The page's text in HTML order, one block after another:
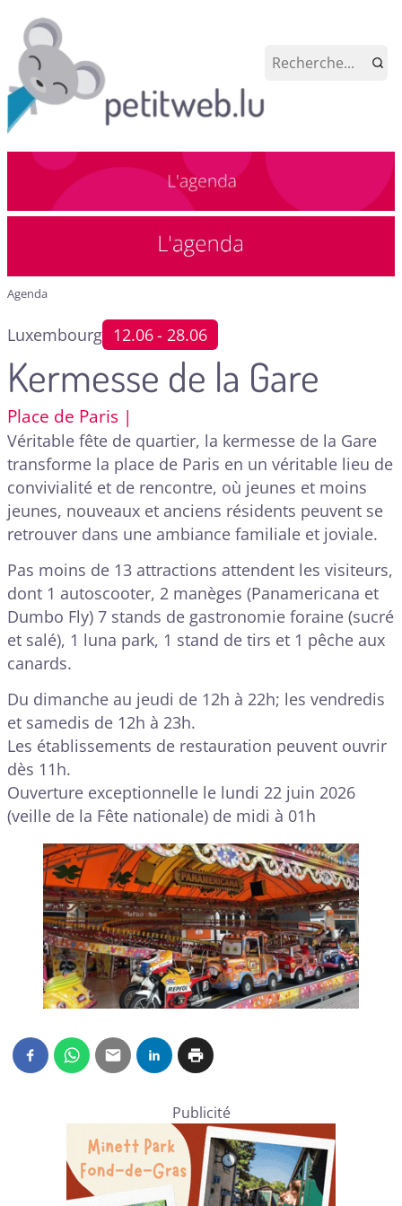
Agenda
Luxembourg 12.06- 28.06
Kermesse de la Gare
Place de Paris |
Véritable fête de quartier, la kermesse de la Gare
transforme la place de Paris en un véritable lieu de
convivialité et de rencontre, où jeunes et moins
jeunes, nouveaux et anciens résidents peuvent se
retrouver dans une ambiance familiale et joviale.
Pas moins de 13 attractions attendent les visiteurs,
dont 1 autoscooter, 2 manèges (Panamericana et
Dumbo Fly) 7 stands de gastronomie foraine (sucré
et salé), 1 luna park, 1 stand de tirs et 1 pêche aux
canards.
Du dimanche au jeudi de 12h à 22h; les vendredis
et samedis de 12h à 23h.
Les établissements de restauration peuvent ouvrir
dès 11h.
Ouverture exceptionnelle le lundi 22 juin 2026
(veille de la Fête nationale) de midi à 01h
Publicité